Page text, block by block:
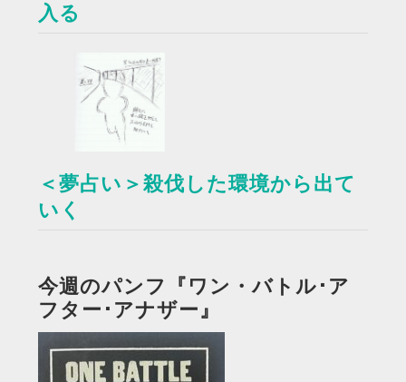
入る
＜夢占い＞殺伐した環境から出て
いく
今週のパンフ『ワン・バトル･ア
フター･アナザー』